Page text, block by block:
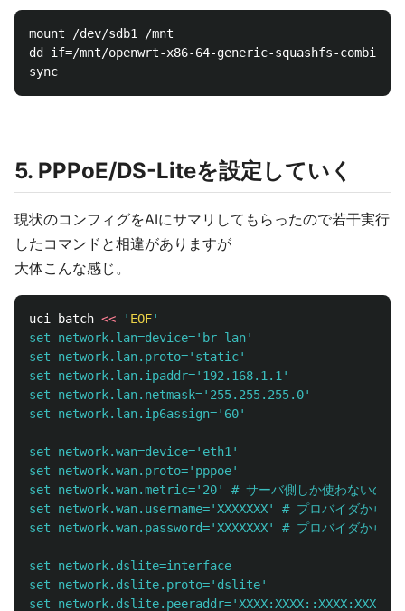
mount /dev/sdb1 /mnt
dd if=/mnt/openwrt-x86-64-generic-squashfs-
5. PPPoE/DS-Liteを設定していく
現状のコンフィグをAIにサマリしてもらったので若干実行
したコマンドと相違がありますが
大体こんな感じ。
uci batch << ' EOF'
set network.lan=device='br-lan'
set network.lan.proto='static'
set network.lan.ipaddr='192.168.1.1'
set network.lan.netmask='255.255.255.0'
set network.lan.ip6assign='60'
set network.wan=device='eth1'
set network.wan.proto='pppoe'
set network.wan.metric='20' # サーバ側しか使わないので
set network.wan.username='XXXXXXX' # プロバイダから提
set network.wan.password='XXXXXXX' # プロバイダから提供
set network.dslite=interface
set network.dslite.proto='dslite'
set network.dslite.peeraddr='XXXX:XXXX::XXXX:XXX' # プ